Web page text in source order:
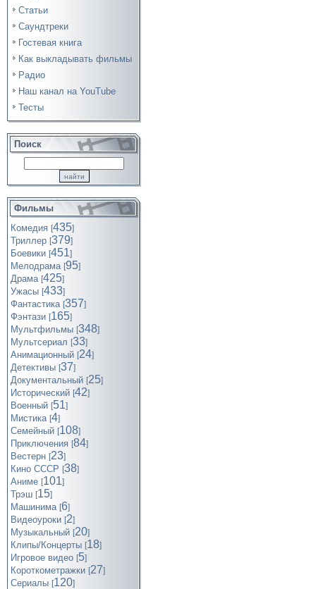
Статьи
Саундтреки
Гостевая книга
Как выкладывать фильмы
Радио
Наш канал на YouTube
Тесты
Поиск
Фильмы
Комедия [435]
Триллер [379]
Боевики [451]
Мелодрама [95]
Драма [425]
Ужасы [433]
Фантастика [357]
Фэнтази [165]
Мультфильмы [348]
Мультсериал [33]
Анимационный [24]
Детективы [37]
Документальный [25]
Исторический [42]
Военный [51]
Мистика [4]
Семейный [108]
Приключения [84]
Вестерн [23]
Кино СССР [38]
Аниме [101]
Трэш [15]
Машинима [6]
Видеоуроки [2]
Музыкальный [20]
Клипы/Концерты [18]
Игровое видео [5]
Короткометражки [27]
Cериалы [120]